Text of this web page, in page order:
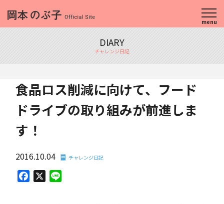
menu
DIARY
チャレンジ日記
食品ロス削減に向けて、フード
ドライブの取り組みが前進しま
す！
2016.10.04 チャレンジ日記
Facebook